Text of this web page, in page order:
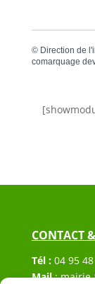
© Direction de
comarquage
CONTACT
Tél : 04 95
Mail: